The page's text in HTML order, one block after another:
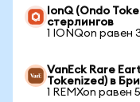
IonQ (Ondo
стерлингов
1 IONQon равен
VanEck Rare
Tokenized) в
1 REMXon равен